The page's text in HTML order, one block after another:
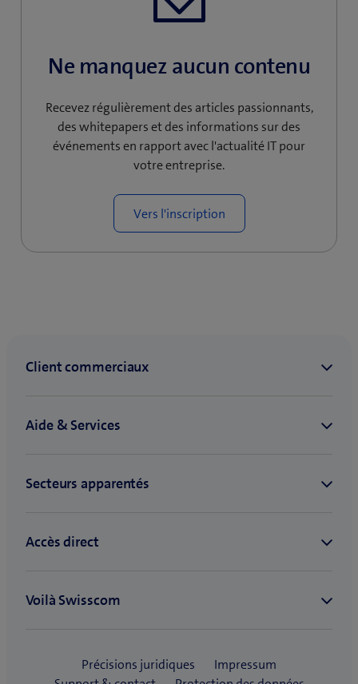
Ne manquez aucun contenu
Recevez régulièrement des articles passionnants,
des whitepapers et des informations sur des
événements en rapport avec l'actualité IT pour
votre entreprise.
Vers l'inscription